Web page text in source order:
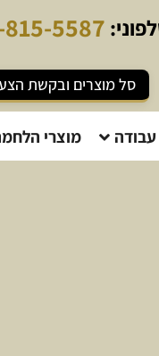
815-5587
סל מוצרים ובקשת
עבודה מוצרי